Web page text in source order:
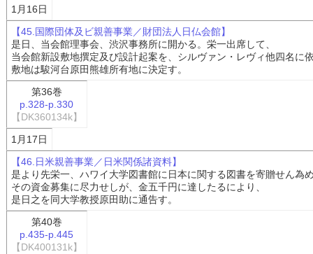
1月16日
【45.国際団体及ビ親善事業／財団法人日仏会館】
是日、当会館理事会、渋沢事務所に開かる。栄一出席して、
当会館新設敷地撰定及び設計起案を、シルヴァン・レヴィ他四名に
敷地は駿河台原田熊雄所有地に決定す。
第36巻
p.328-p.330
【DK360134k】
1月17日
【46.日米親善事業／日米関係諸資料】
是より先栄一、ハワイ大学図書館に日本に関する図書を寄贈せん為
その資金募集に尽力せしが、金五千円に達したるにより、
是日之を同大学教授原田助に通告す。
第40巻
p.435-p.445
【DK400131k】